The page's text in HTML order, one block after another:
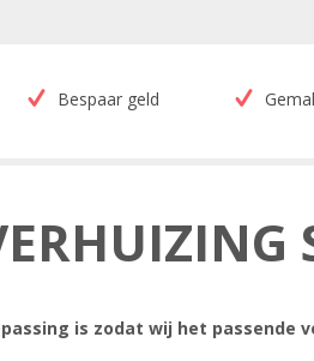
Bespaar geld
is zodat wij het passende